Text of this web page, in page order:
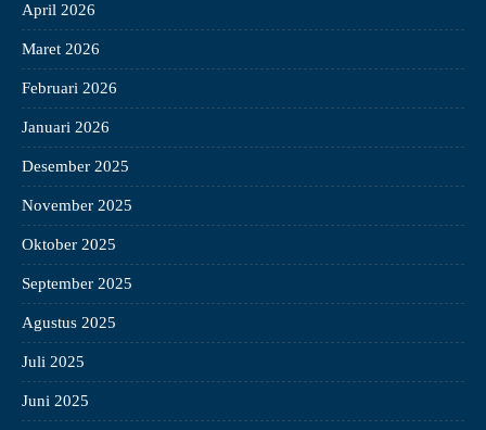
April 2026
Maret 2026
Februari 2026
Januari 2026
Desember 2025
November 2025
Oktober 2025
September 2025
Agustus 2025
Juli 2025
Juni 2025